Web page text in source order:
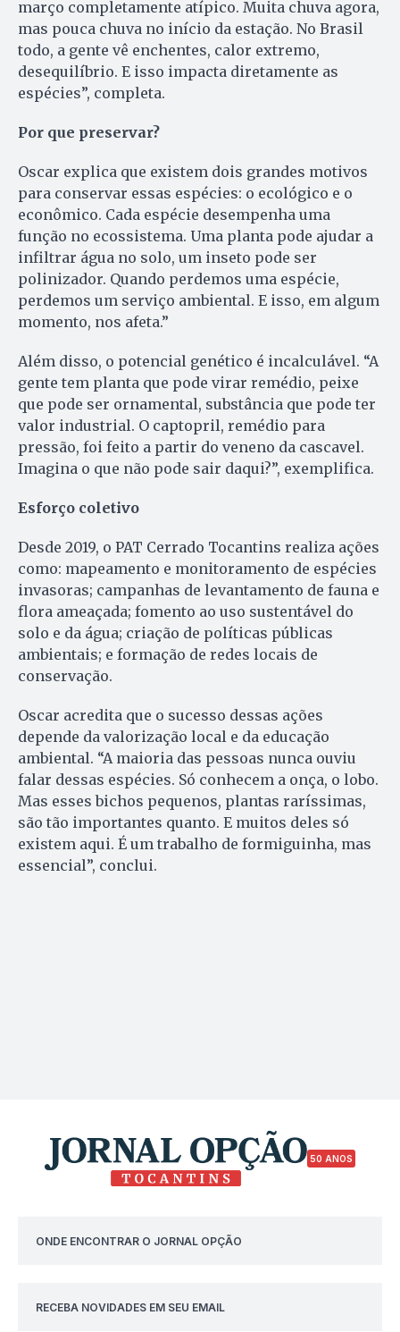
março completamente atípico. Muita chuva agora,
mas pouca chuva no início da estação. No Brasil
todo, a gente vê enchentes, calor extremo,
desequilíbrio. E isso impacta diretamente as
espécies”, completa.
Por que preservar?
Oscar explica que existem dois grandes motivos
para conservar essas espécies: o ecológico e o
econômico. Cada espécie desempenha uma
função no ecossistema. Uma planta pode ajudar a
infiltrar água no solo, um inseto pode ser
polinizador. Quando perdemos uma espécie,
perdemos um serviço ambiental. E isso, em algum
momento, nos afeta.”
Além disso, o potencial genético é incalculável. “A
gente tem planta que pode virar remédio, peixe
que pode ser ornamental, substância que pode ter
valor industrial. O captopril, remédio para
pressão, foi feito a partir do veneno da cascavel.
Imagina o que não pode sair daqui?”, exemplifica.
Esforço coletivo
Desde 2019, o PAT Cerrado Tocantins realiza ações
como: mapeamento e monitoramento de espécies
invasoras; campanhas de levantamento de fauna e
flora ameaçada; fomento ao uso sustentável do
solo e da água; criação de políticas públicas
ambientais; e formação de redes locais de
conservação.
Oscar acredita que o sucesso dessas ações
depende da valorização local e da educação
ambiental. “A maioria das pessoas nunca ouviu
falar dessas espécies. Só conhecem a onça, o lobo.
Mas esses bichos pequenos, plantas raríssimas,
são tão importantes quanto. E muitos deles só
existem aqui. É um trabalho de formiguinha, mas
essencial”, conclui.
50 ANOS
ONDE ENCONTRAR O JORNAL OPÇÃO
RECEBA NOVIDADES EM SEU EMAIL